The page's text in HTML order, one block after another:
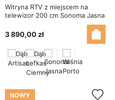
Witryna RTV z miejscem na
telewizor 200 cm Sonoma Jasna
3 890,00 zł
NOWY